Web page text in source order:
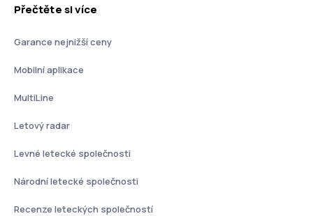
Přečtěte si více
Garance nejnižší ceny
Mobilní aplikace
MultiLine
Letový radar
Levné letecké společnosti
Národní letecké společnosti
Recenze leteckých společností